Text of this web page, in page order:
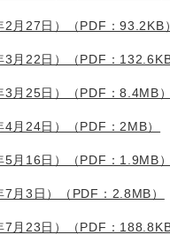
月27日）（PDF：93.2KB）
月22日）（PDF：132.6KB
月25日）（PDF：8.4MB）
月24日）（PDF：2MB）
月16日）（PDF：1.9MB）
月3日）（PDF：2.8MB）
月23日）（PDF：188.8KB